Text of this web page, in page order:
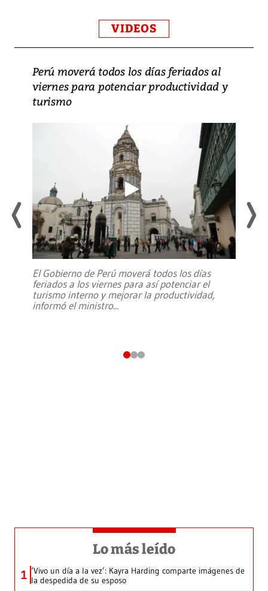
VIDEOS
Perú moverá todos los días feriados al
viernes para potenciar productividad y
turismo
El Gobierno de Perú moverá todos los días
feriados a los viernes para así potenciar el
turismo interno y mejorar la productividad,
informó el ministro...
Lo más leído
1 ‘Vivo un día a la vez’: Kayra Harding comparte imágenes de
la despedida de su esposo